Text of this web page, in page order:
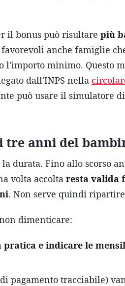
il bonus può risultare più
anche famiglie
l'importo minimo. Questo
dall'INPS nella
può usare il simulatore
tre anni del
durata. Fino allo scorso
volta accolta resta valida
. Non serve quindi
dimenticare:
e indicare le
pagamento tracciabile)